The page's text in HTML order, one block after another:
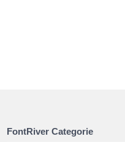
FontRiver Categorie